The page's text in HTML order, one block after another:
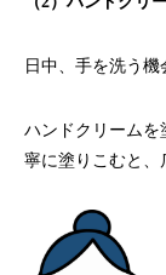
日中、手を洗う機
ハンドクリームを
寧に塗りこむと、